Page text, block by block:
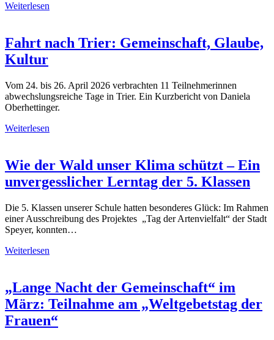
Weiterlesen
Fahrt nach Trier: Gemeinschaft, Glaube,
Kultur
Vom 24. bis 26. April 2026 verbrachten 11 Teilnehmerinnen
abwechslungsreiche Tage in Trier. Ein Kurzbericht von Daniela
Oberhettinger.
Weiterlesen
Wie der Wald unser Klima schützt – Ein
unvergesslicher Lerntag der 5. Klassen
Die 5. Klassen unserer Schule hatten besonderes Glück: Im Rahmen
einer Ausschreibung des Projektes „Tag der Artenvielfalt“ der Stadt
Speyer, konnten…
Weiterlesen
„Lange Nacht der Gemeinschaft“ im
März: Teilnahme am „Weltgebetstag der
Frauen“